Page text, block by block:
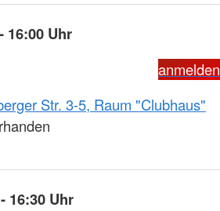
16:00 Uhr
anmelden
Str. 3-5, Raum "Clubhaus"
16:30 Uhr